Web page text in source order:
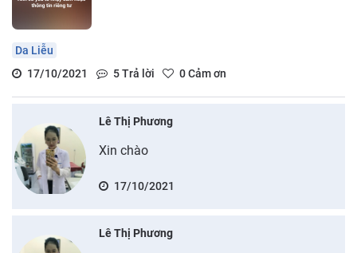
Da Liễu
17/10/2021
5Trả lời 0Cảm ơn
Lê Thị Phương
Xin chào
17/10/2021
Lê Thị Phương